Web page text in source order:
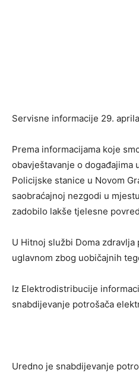
Servisne informacije 29.
Prema informacijama koje
obavještavanje o događajima
Policijske stanice u Novom
saobraćajnoj nezgodi u
zadobilo lakše tjelesne
U Hitnoj službi Doma
uglavnom zbog uobičajnih
Iz Elektrodistribucije
snabdijevanje potrošača
Uredno je snabdijevanje